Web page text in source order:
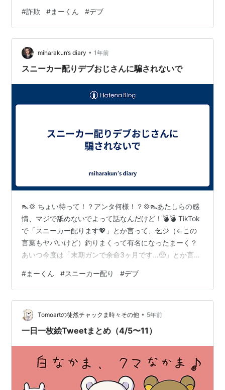
「お、いい人だな〜」って思わせるわけ。でも、これが
落とし穴だって気づけ、マジで。こいつ、インスタで情
報商材とか仮想通貨で「金持ちになりたいなら詳細を買
え」って言って、50万もする高額な商品買わせるってあ
りえんだろ！💸💸なんでお前の情報商材なんかに50万も
#詐欺 #まーくん #デブ
miharakun’s diary • 1年前
スニーカー配りデブおじさんに騙されないで
👠💢 ちょい待って！？アンタ何様！？💢👠あたしらの感
情、マジで舐めないでよって話なんだけど！💣💣 TikTok
で「スニーカー配ります💖」とか言って、乞ジ（←この
言葉もヤバいけど）釣りまくって有名になったまーく？
あいつ今度は「末期ガンで余命3ヶ月です…🥺」とか言い
💀 けどさ！！！！！ 💥ステージ5のガン！？ハァ！？医
学的にガンのステージは4までなんだよ💢💢💢ちょっとグ
グれば出るレベルの話を「車椅子生活…もう動けません…
😭」とか言ってる時点で💀ニセ患者確定フラグ立ちまく
り💀 しかもあんた、その弱ってるキャラ演じながら裏で
#まーくん #スニーカー配り #デブ
Tomoartの徒然チャックま時々その他 • 5年前
一日一枚絵Tweetまとめ（4/5〜11）